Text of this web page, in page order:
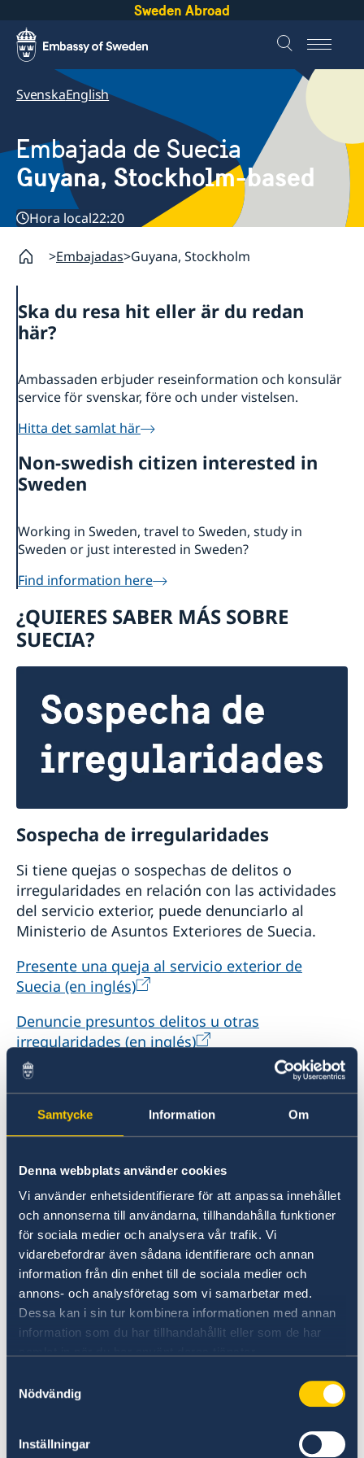
Samtycke Information Om
Denna webbplats använder cookies
Vi använder enhetsidentifierare för att anpassa innehållet
och annonserna till användarna, tillhandahålla funktioner
för sociala medier och analysera vår trafik. Vi
vidarebefordrar även sådana identifierare och annan
information från din enhet till de sociala medier och
annons- och analysföretag som vi samarbetar med.
Dessa kan i sin tur kombinera informationen med annan
information som du har tillhandahållit eller som de har
Nödvändig
Inställningar
Sweden Abroad
SvenskaEnglish
Embajada de Suecia
Guyana, Stockholm-based
Hora local22:20
Embajadas Guyana, Stockholm
Ska du resa hit eller är du redan
här?
Ambassaden erbjuder reseinformation och konsulär
service för svenskar, före och under vistelsen.
Hitta det samlat här
Non-swedish citizen interested in
Sweden
Working in Sweden, travel to Sweden, study in
Sweden or just interested in Sweden?
Find information here
¿QUIERES SABER MÁS SOBRE
SUECIA?
Sospecha de irregularidades
Si tiene quejas o sospechas de delitos o
irregularidades en relación con las actividades
del servicio exterior, puede denunciarlo al
Ministerio de Asuntos Exteriores de Suecia.
Presente una queja al servicio exterior de
Suecia (en inglés)
Denuncie presuntos delitos u otras
irregularidades (en inglés)
Estudiar en Suecia
Studyinsweden.se es un completo recurso
oficial sobre la educación superior en Suecia
para estudiantes internacionales.